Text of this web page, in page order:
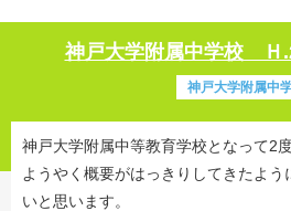
神戸大学附属中学校 Ｈ
神戸大学附属中
神戸大学附属中等教育学校となって2
ようやく概要がはっきりしてきたよ
いと思います。